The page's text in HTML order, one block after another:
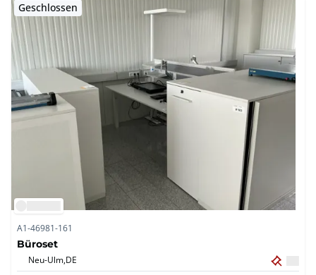
Geschlossen
A1-46981-161
Büroset
Neu-Ulm,DE